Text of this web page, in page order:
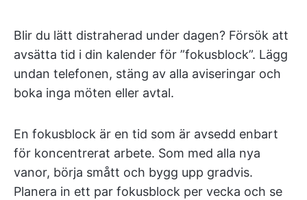
Blir du lätt distraherad under dagen? Försök att
avsätta tid i din kalender för ”fokusblock”. Lägg
undan telefonen, stäng av alla aviseringar och
boka inga möten eller avtal.
En fokusblock är en tid som är avsedd enbart
för koncentrerat arbete. Som med alla nya
vanor, börja smått och bygg upp gradvis.
Planera in ett par fokusblock per vecka och se